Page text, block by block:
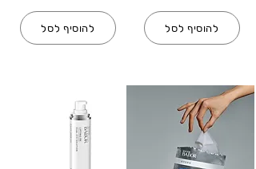
להוסיף לסל להוסיף לסל